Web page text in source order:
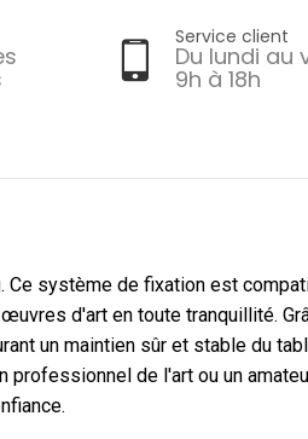
Service client
Du lundi au
9h à 18h
Ce système de fixation est
d'art en toute tranquillité.
un maintien sûr et stable du
de l'art ou un